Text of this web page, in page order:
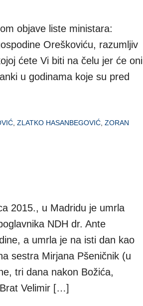
objave liste ministara:
Oreškoviću, razumljiv
ćete Vi biti na čelu jer će oni
u godinama koje su pred
ZLATKO HASANBEGOVIĆ ZORAN
2015., u Madridu je umrla
NDH dr. Ante
a umrla je na isti dan kao
sestra Mirjana Pšeničnik (u
tri dana nakon Božića,
Velimir […]